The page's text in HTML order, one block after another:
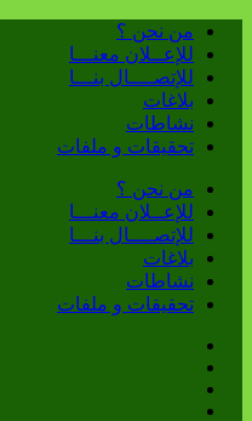
من نحن ؟
للإعــلان معنـــا
للإتصــــال بنـــا
بلاغات
نشاطات
تحقيقات و ملفات
من نحن ؟
للإعــلان معنـــا
للإتصــــال بنـــا
بلاغات
نشاطات
تحقيقات و ملفات